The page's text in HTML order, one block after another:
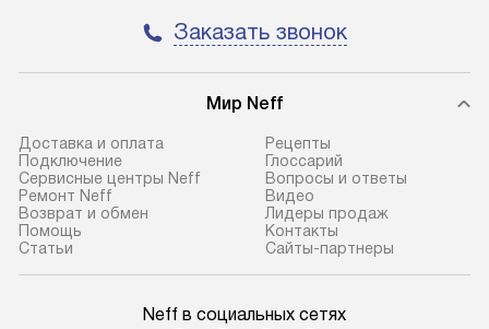
транспортной компании в городе
В оговоренный день служба
доставки доставит упакованный
прибор до подъезда. Если
требуется переместить прибор
предварительно уточните это
предполагают
установленной
Заказать звонок
Мир Neff
Доставка и оплата
Подключение
Сервисные центры Neff
Ремонт Neff
Возврат и обмен
Помощь
Статьи
Рецепты
Глоссарий
Вопросы и ответы
Видео
Лидеры продаж
Контакты
Сайты-партнеры
Neff в социальных сетях